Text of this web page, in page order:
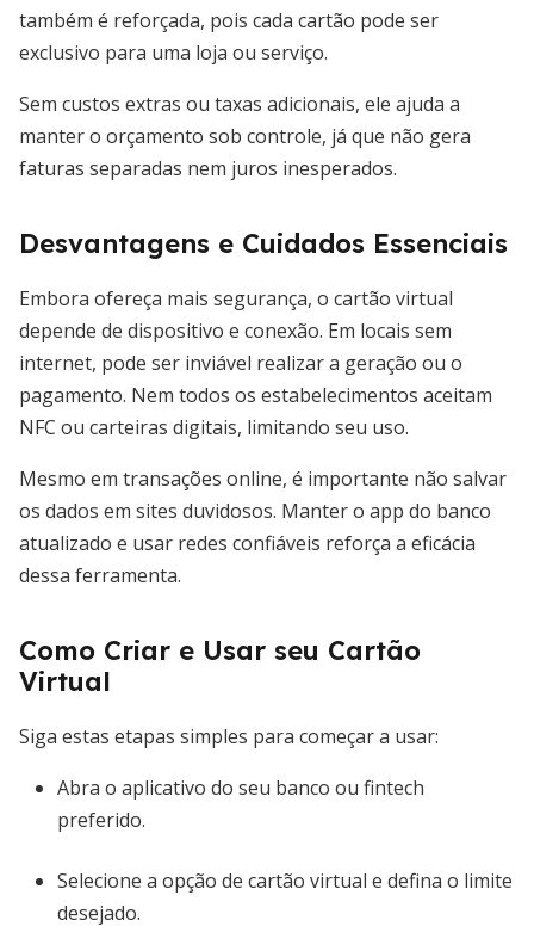
também é reforçada, pois cada cartão pode ser
exclusivo para uma loja ou serviço.
Sem custos extras ou taxas adicionais, ele ajuda a
manter o orçamento sob controle, já que não gera
faturas separadas nem juros inesperados.
Desvantagens e Cuidados Essenciais
Embora ofereça mais segurança, o cartão virtual
depende de dispositivo e conexão. Em locais sem
internet, pode ser inviável realizar a geração ou o
pagamento. Nem todos os estabelecimentos aceitam
NFC ou carteiras digitais, limitando seu uso.
Mesmo em transações online, é importante não salvar
os dados em sites duvidosos. Manter o app do banco
atualizado e usar redes confiáveis reforça a eficácia
dessa ferramenta.
Como Criar e Usar seu Cartão
Virtual
Siga estas etapas simples para começar a usar:
Abra o aplicativo do seu banco ou fintech
preferido.
Selecione a opção de cartão virtual e defina o limite
desejado.